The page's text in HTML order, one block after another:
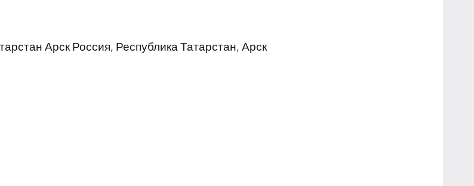
Арск Россия, Республика Татарстан, Арск